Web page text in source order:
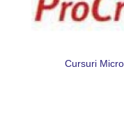
Cursuri